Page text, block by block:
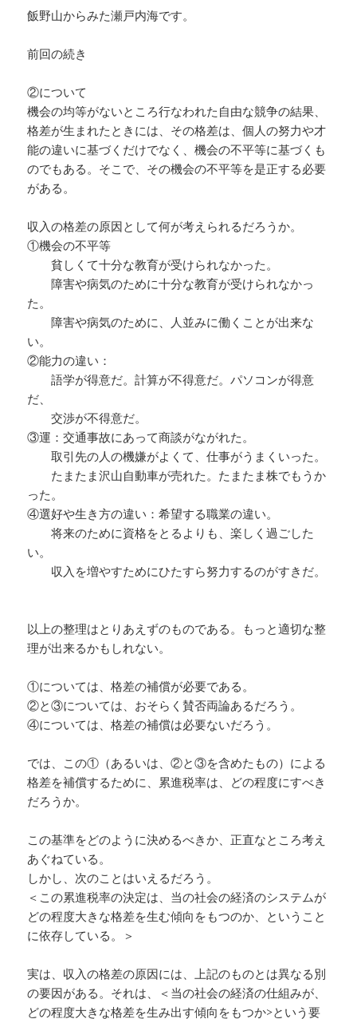
飯野山からみた瀬戸内海です。
前回の続き
②について
機会の均等がないところ行なわれた自由な競争の結果、
格差が生まれたときには、その格差は、個人の努力や才
能の違いに基づくだけでなく、機会の不平等に基づくも
のでもある。そこで、その機会の不平等を是正する必要
がある。
収入の格差の原因として何が考えられるだろうか。
①機会の不平等
貧しくて十分な教育が受けられなかった。
障害や病気のために十分な教育が受けられなかっ
た。
障害や病気のために、人並みに働くことが出来な
い。
②能力の違い：
語学が得意だ。計算が不得意だ。パソコンが得意
だ、
交渉が不得意だ。
③運：交通事故にあって商談がながれた。
取引先の人の機嫌がよくて、仕事がうまくいった。
たまたま沢山自動車が売れた。たまたま株でもうか
った。
④選好や生き方の違い：希望する職業の違い。
将来のために資格をとるよりも、楽しく過ごした
い。
収入を増やすためにひたすら努力するのがすきだ。
以上の整理はとりあえずのものである。もっと適切な整
理が出来るかもしれない。
①については、格差の補償が必要である。
②と③については、おそらく賛否両論あるだろう。
④については、格差の補償は必要ないだろう。
では、この①（あるいは、②と③を含めたもの）による
格差を補償するために、累進税率は、どの程度にすべき
だろうか。
この基準をどのように決めるべきか、正直なところ考え
あぐねている。
しかし、次のことはいえるだろう。
＜この累進税率の決定は、当の社会の経済のシステムが
どの程度大きな格差を生む傾向をもつのか、ということ
に依存している。＞
実は、収入の格差の原因には、上記のものとは異なる別
の要因がある。それは、＜当の社会の経済の仕組みが、
どの程度大きな格差を生み出す傾向をもつか>という要